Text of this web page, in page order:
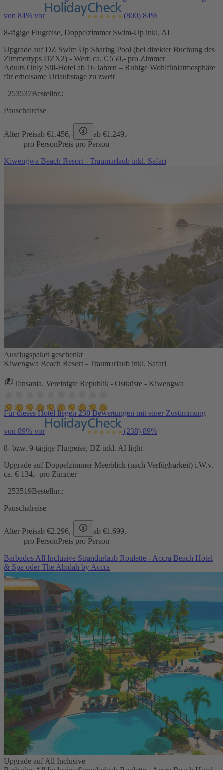
von 84% vor (800) 84%
8-tägige Flugreise, Doppelzimmer Swim-Up inkl. AI
Upgrade auf DZ Swim Up Sharing Pool (bei direkter Buchung des
Zimmertyps DZX2) - Wert: ca. € 550,- pro Zimmer
Adults Only Stil-Hotel ab 16 Jahren – Ruhige Wohlfühlatmosphäre
für erholsame Urlaubstage zu zweit
253537Bestellnr.:
Pauschalreise
Alter Preisab €1.456,- ab €1.249,-
pro PersonPreis pro Person
Kiwengwa Beach Resort - Traumurlaub inkl. Safari
Ausflugspaket geschenkt
Kiwengwa Beach Resort - Traumurlaub inkl. Safari
Tansania, Vereinigte Republik - Ostküste - Kiwengwa
Für dieses Hotel liegen 238 Bewertungen mit einer Zustimmung
von 89% vor (238) 89%
8- bzw. 9-tägige Flugreise, DZ inkl. AI light
Upgrade auf Doppelzimmer Meerblick (nach Verfügbarkeit) i.W.v.
ca. € 134,- pro Zimmer
253519Bestellnr.:
Pauschalreise
Alter Preisab €2.296,- ab €1.699,-
pro PersonPreis pro Person
Barbados All Inclusive Strandurlaub Roulette - Accra Beach Hotel
& Spa oder The Abidah by Accra
Upgrade auf All Inclusive